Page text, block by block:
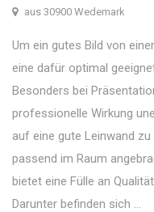
aus 30900 Wedemark
Um ein gutes Bild von
eine dafür optimal
Besonders bei
professionelle Wirkung
auf eine gute Leinwand
passend im Raum
bietet eine Fülle an
Darunter befinden sich ...